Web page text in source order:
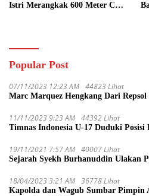
Istri Merangkak 600 Meter Cari
Popular Post
07/11/2023 12:23 AM 44823 Lihat
Marc Marquez Hengkang Dari Repsol
11/11/2023 9:23 AM 44392 Lihat
Timnas Indonesia U-17 Duduki
19/11/2021 7:57 AM 40007 Lihat
Sejarah Syekh Burhanuddin Ulakan
18/04/2023 3:21 AM 36778 Lihat
Kapolda dan Wagub Sumbar Pimpin